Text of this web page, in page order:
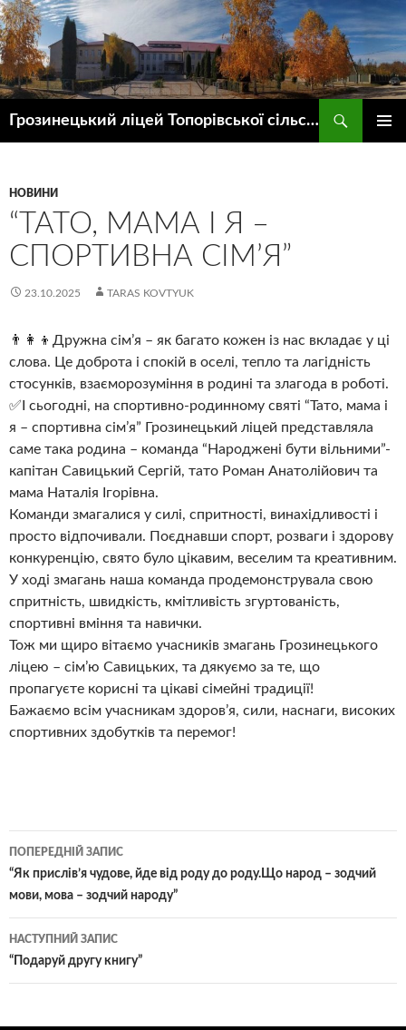
Грозинецький ліцей Топорівської сільської ради
НОВИНИ
“ТАТО, МАМА І Я –
СПОРТИВНА СІМ’Я”
23.10.2025 TARAS KOVTYUK
👨‍👩‍👦Дружна сім’я – як багато кожен із нас вкладає у ці
слова. Це доброта і спокій в оселі, тепло та лагідність
стосунків, взаєморозуміння в родині та злагода в роботі.
✅І сьогодні, на спортивно-родинному святі “Тато, мама і
я – спортивна сім’я” Грозинецький ліцей представляла
саме така родина – команда “Народжені бути вільними”-
капітан Савицький Сергій, тато Роман Анатолійович та
мама Наталія Ігорівна.
Команди змагалися у силі, спритності, винахідливості і
просто відпочивали. Поєднавши спорт, розваги і здорову
конкуренцію, свято було цікавим, веселим та креативним.
У ході змагань наша команда продемонструвала свою
спритність, швидкість, кмітливість згуртованість,
спортивні вміння та навички.
Тож ми щиро вітаємо учасників змагань Грозинецького
ліцею – сім’ю Савицьких, та дякуємо за те, що
пропагуєте корисні та цікаві сімейні традиції!
Бажаємо всім учасникам здоров’я, сили, наснаги, високих
спортивних здобутків та перемог!
Навігація
по
записам
ПОПЕРЕДНІЙ ЗАПИС
“Як прислів’я чудове, йде від роду до роду.Що народ – зодчий
мови, мова – зодчий народу”
НАСТУПНИЙ ЗАПИС
“Подаруй другу книгу”